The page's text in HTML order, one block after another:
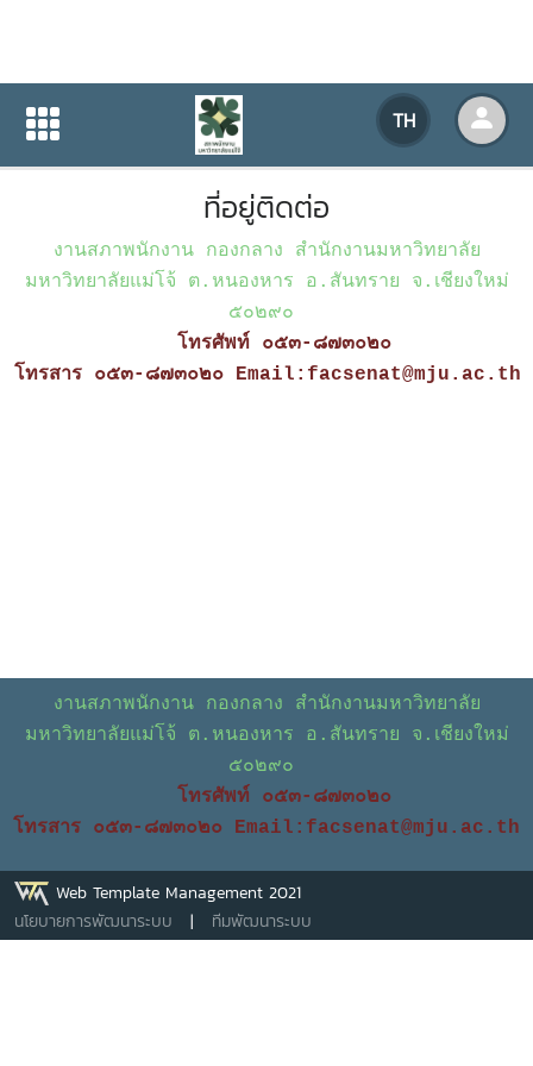
TH
ที่อยู่ติดต่อ
เกี่ยวกับหน่วยงาน ที่อยู่ติดต่อ
ที่อยู่ติดต่อ
งานสภาพนักงาน กองกลาง สำนักงานมหาวิทยาลัย
มหาวิทยาลัยแม่โจ้ ต.หนองหาร อ.สันทราย จ.เชียงใหม่
๕๐๒๙๐
โทรศัพท์ ๐๕๓-๘๗๓๐๒๐
โทรสาร ๐๕๓-๘๗๓๐๒๐ Email:facsenat@mju.ac.th
งานสภาพนักงาน กองกลาง สำนักงานมหาวิทยาลัย
มหาวิทยาลัยแม่โจ้ ต.หนองหาร อ.สันทราย จ.เชียงใหม่
๕๐๒๙๐
โทรศัพท์ ๐๕๓-๘๗๓๐๒๐
โทรสาร ๐๕๓-๘๗๓๐๒๐ Email:facsenat@mju.ac.th
Web Template Management 2021
นโยบายการพัฒนาระบบ | ทีมพัฒนาระบบ